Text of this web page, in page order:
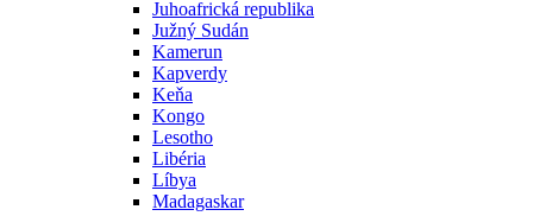
Juhoafrická republika
Južný Sudán
Kamerun
Kapverdy
Keňa
Kongo
Lesotho
Libéria
Líbya
Madagaskar